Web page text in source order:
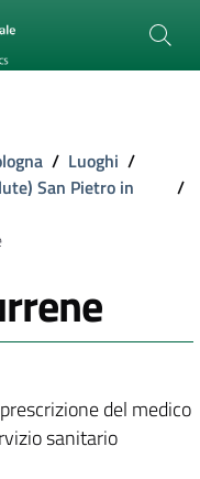
/ Luoghi /
San Pietro in
/
del medico
sanitario